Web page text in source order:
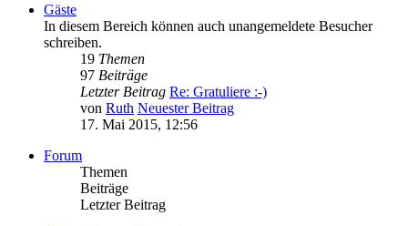
Gäste
In diesem Bereich können auch unangemeldete Besucher
schreiben.
19 Themen
97 Beiträge
Letzter Beitrag Re: Gratuliere :-)
von Ruth Neuester Beitrag
17. Mai 2015, 12:56
Forum
Themen
Beiträge
Letzter Beitrag